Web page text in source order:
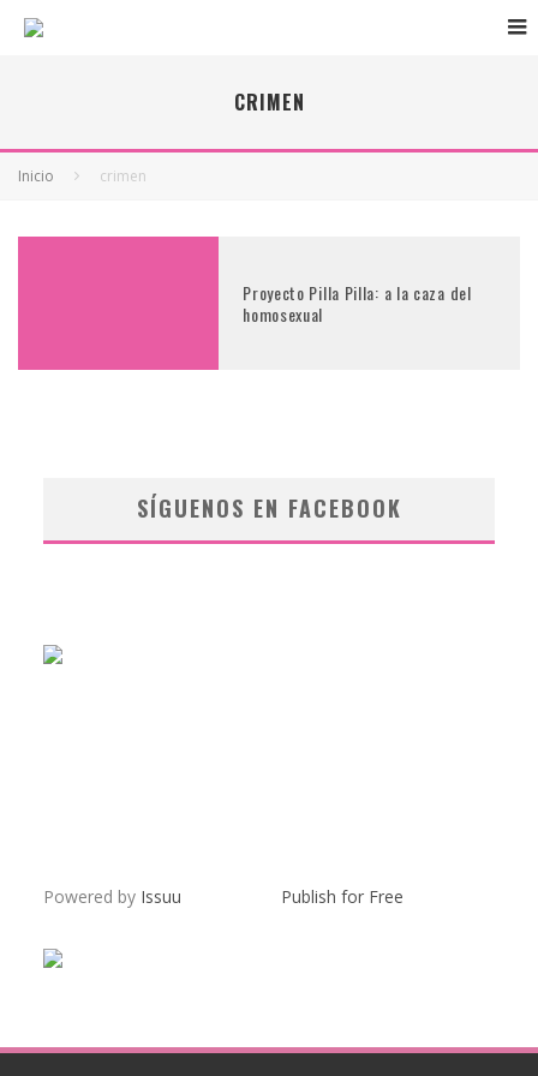
CRIMEN
Inicio crimen
Proyecto Pilla Pilla: a la caza del
homosexual
SÍGUENOS EN FACEBOOK
Powered by Issuu Publish for Free